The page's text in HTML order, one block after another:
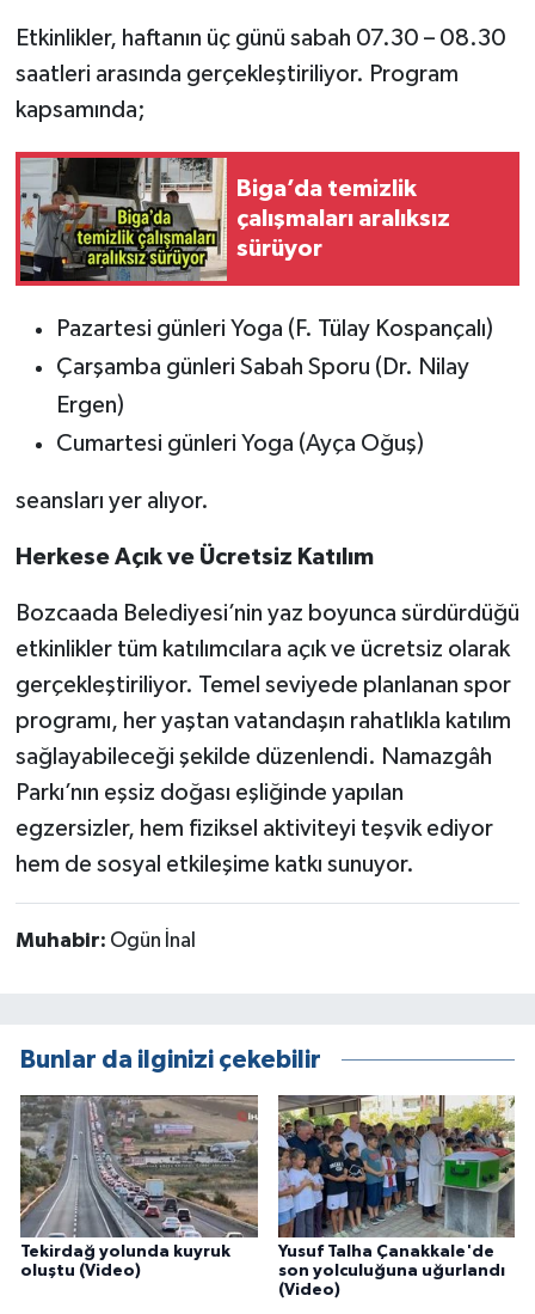
Etkinlikler, haftanın üç günü sabah 07.30 – 08.30
saatleri arasında gerçekleştiriliyor. Program
kapsamında;
Biga’da temizlik
çalışmaları aralıksız
sürüyor
Pazartesi günleri Yoga (F. Tülay Kospançalı)
Çarşamba günleri Sabah Sporu (Dr. Nilay
Ergen)
Cumartesi günleri Yoga (Ayça Oğuş)
seansları yer alıyor.
Herkese Açık ve Ücretsiz Katılım
Bozcaada Belediyesi’nin yaz boyunca sürdürdüğü
etkinlikler tüm katılımcılara açık ve ücretsiz olarak
gerçekleştiriliyor. Temel seviyede planlanan spor
programı, her yaştan vatandaşın rahatlıkla katılım
sağlayabileceği şekilde düzenlendi. Namazgâh
Parkı’nın eşsiz doğası eşliğinde yapılan
egzersizler, hem fiziksel aktiviteyi teşvik ediyor
hem de sosyal etkileşime katkı sunuyor.
Muhabir: Ogün İnal
Bunlar da ilginizi çekebilir
Tekirdağ yolunda kuyruk
oluştu (Video)
Yusuf Talha Çanakkale'de
son yolculuğuna uğurlandı
(Video)